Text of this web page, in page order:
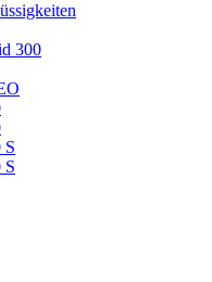
300
S
S